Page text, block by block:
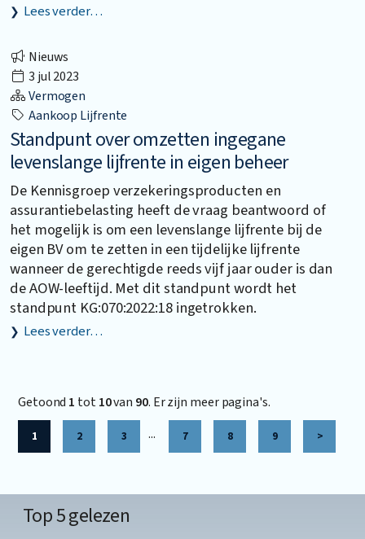
Lees verder…
Nieuws
3 jul 2023
Vermogen
Aankoop Lijfrente
Standpunt over omzetten ingegane
levenslange lijfrente in eigen beheer
De Kennisgroep verzekeringsproducten en
assurantiebelasting heeft de vraag beantwoord of
het mogelijk is om een levenslange lijfrente bij de
eigen BV om te zetten in een tijdelijke lijfrente
wanneer de gerechtigde reeds vijf jaar ouder is dan
de AOW-leeftijd. Met dit standpunt wordt het
standpunt KG:070:2022:18 ingetrokken.
Lees verder…
Getoond 1 tot10van 90. Er zijn meer pagina's.
1 2 3 ... 7 8 9 >
Top 5 gelezen